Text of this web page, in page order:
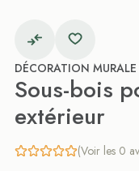
DÉCORATION
Sous-bois
extérieur
(Voir les 0